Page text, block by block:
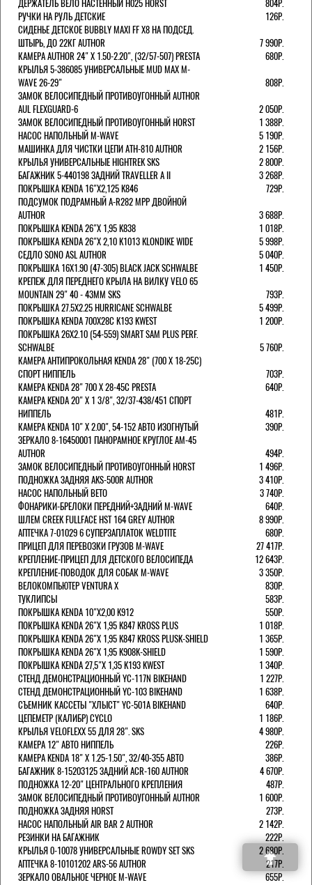
ДЕРЖАТЕЛЬ ВЕЛО НАСТЕННЫЙ H025 HORST
804Р.
РУЧКИ НА РУЛЬ ДЕТСКИЕ
126Р.
СИДЕНЬЕ ДЕТСКОЕ BUBBLY MAXI FF X8 НА ПОДСЕД.
ШТЫРЬ, ДО 22КГ AUTHOR
7 990Р.
КАМЕРА AUTHOR 24" Х 1.50-2.20", (32/57-507) PRESTA
680Р.
КРЫЛЬЯ 5-386085 УНИВЕРСАЛЬНЫЕ MUD MAX M-
WAVE 26-29"
808Р.
ЗАМОК ВЕЛОСИПЕДНЫЙ ПРОТИВОУГОННЫЙ AUTHOR
AUL FLEXGUARD-6
2 050Р.
ЗАМОК ВЕЛОСИПЕДНЫЙ ПРОТИВОУГОННЫЙ HORST
1 388Р.
НАСОС НАПОЛЬНЫЙ M-WAVE
5 190Р.
МАШИНКА ДЛЯ ЧИСТКИ ЦЕПИ ATH-810 AUTHOR
2 156Р.
КРЫЛЬЯ УНИВЕРСАЛЬНЫЕ HIGHTREK SKS
2 800Р.
БАГАЖНИК 5-440198 ЗАДНИЙ TRAVELLER A II
3 268Р.
ПОКРЫШКА KENDA 16"Х2,125 K846
729Р.
ПОДСУМОК ПОДРАМНЫЙ A-R282 MPP ДВОЙНОЙ
AUTHOR
3 688Р.
ПОКРЫШКА KENDA 26"Х 1,95 K838
1 018Р.
ПОКРЫШКА KENDA 26"Х 2,10 K1013 KLONDIKE WIDE
5 998Р.
СЕДЛО SONO ASL AUTHOR
5 040Р.
ПОКРЫШКА 16X1.90 (47-305) BLACK JACK SCHWALBE
1 450Р.
КРЕПЕЖ ДЛЯ ПЕРЕДНЕГО КРЫЛА НА ВИЛКУ VELO 65
MOUNTAIN 29" 40 - 43ММ SKS
793Р.
ПОКРЫШКА 27.5X2.25 HURRICANE SCHWALBE
5 499Р.
ПОКРЫШКА KENDA 700Х28С K193 KWEST
1 200Р.
ПОКРЫШКА 26X2.10 (54-559) SMART SAM PLUS PERF.
SCHWALBE
5 760Р.
КАМЕРА АНТИПРОКОЛЬНАЯ KENDA 28" (700 Х 18-25C)
СПОРТ НИППЕЛЬ
703Р.
КАМЕРА KENDA 28" 700 Х 28-45С PRESTA
640Р.
КАМЕРА KENDA 20" Х 1 3/8", 32/37-438/451 СПОРТ
НИППЕЛЬ
481Р.
КАМЕРА KENDA 10" Х 2.00", 54-152 АВТО ИЗОГНУТЫЙ
390Р.
ЗЕРКАЛО 8-16450001 ПАНОРАМНОЕ КРУГЛОЕ AM-45
AUTHOR
494Р.
ЗАМОК ВЕЛОСИПЕДНЫЙ ПРОТИВОУГОННЫЙ HORST
1 496Р.
ПОДНОЖКА ЗАДНЯЯ AKS-500R AUTHOR
3 410Р.
НАСОС НАПОЛЬНЫЙ BETO
3 740Р.
ФОНАРИКИ-БРЕЛОКИ ПЕРЕДНИЙ+ЗАДНИЙ M-WAVE
640Р.
ШЛЕМ CREEK FULLFACE HST 164 GREY AUTHOR
8 990Р.
АПТЕЧКА 7-01029 6 СУПЕРЗАПЛАТОК WELDTITE
680Р.
ПРИЦЕП ДЛЯ ПЕРЕВОЗКИ ГРУЗОВ M-WAVE
27 417Р.
КРЕПЛЕНИЕ-ПРИЦЕП ДЛЯ ДЕТСКОГО ВЕЛОСИПЕДА
12 643Р.
КРЕПЛЕНИЕ-ПОВОДОК ДЛЯ СОБАК M-WAVE
3 350Р.
ВЕЛОКОМПЬЮТЕР VENTURA Х
830Р.
ТУКЛИПСЫ
583Р.
ПОКРЫШКА KENDA 10"Х2,00 K912
550Р.
ПОКРЫШКА KENDA 26"Х 1,95 K847 KROSS PLUS
1 018Р.
ПОКРЫШКА KENDA 26"Х 1,95 K847 KROSS PLUSK-SHIELD
1 365Р.
ПОКРЫШКА KENDA 26"Х 1,95 K908K-SHIELD
1 590Р.
ПОКРЫШКА KENDA 27,5"Х 1,35 K193 KWEST
1 340Р.
СТЕНД ДЕМОНСТРАЦИОННЫЙ YC-117N BIKEHAND
1 227Р.
СТЕНД ДЕМОНСТРАЦИОННЫЙ YC-103 BIKEHAND
1 638Р.
СЪЕМНИК КАССЕТЫ "ХЛЫСТ" YC-501A BIKEHAND
640Р.
ЦЕПЕМЕТР (КАЛИБР) CYCLO
1 186Р.
КРЫЛЬЯ VELOFLEXX 55 ДЛЯ 28". SKS
4 980Р.
КАМЕРА 12" АВТО НИППЕЛЬ
226Р.
КАМЕРА KENDA 18" Х 1.25-1.50", 32/40-355 АВТО
386Р.
БАГАЖНИК 8-15203125 ЗАДНИЙ ACR-160 AUTHOR
4 670Р.
ПОДНОЖКА 12-20" ЦЕНТРАЛЬНОГО КРЕПЛЕНИЯ
487Р.
ЗАМОК ВЕЛОСИПЕДНЫЙ ПРОТИВОУГОННЫЙ AUTHOR
1 600Р.
ПОДНОЖКА ЗАДНЯЯ HORST
273Р.
НАСОС НАПОЛЬНЫЙ AIR BAR 2 AUTHOR
2 142Р.
РЕЗИНКИ НА БАГАЖНИК
222Р.
КРЫЛЬЯ 0-10078 УНИВЕРСАЛЬНЫЕ ROWDY SET SKS
2 680Р.
АПТЕЧКА 8-10101202 ARS-56 AUTHOR
217Р.
ЗЕРКАЛО ОВАЛЬНОЕ ЧЕРНОЕ M-WAVE
655Р.